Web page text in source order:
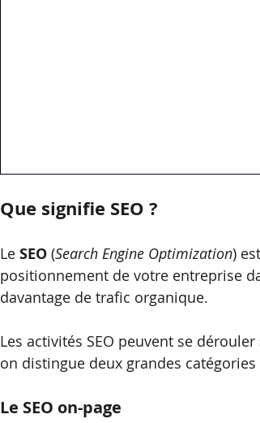
Que signifie SEO ?
Le SEO (Search Engine Optimization)
positionnement de votre entreprise
davantage de trafic organique.
Les activités SEO peuvent se dérouler
on distingue deux grandes catégories
Le SEO on-page